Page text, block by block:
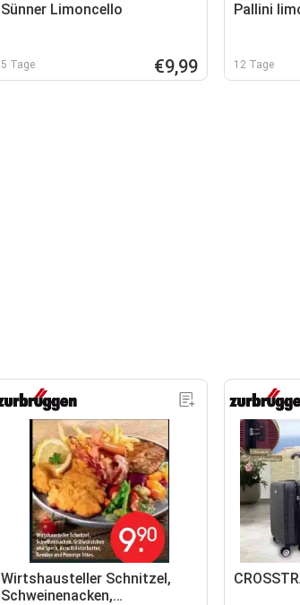
Sünner Limoncello
5 Tage €9,99
Pallini
12 Tage
Wirtshausteller Schnitzel,
Schweinenacken,